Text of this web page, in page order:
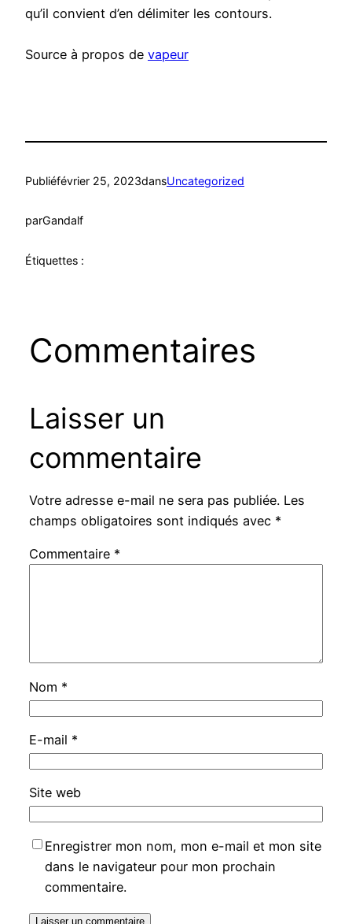
qu’il convient d’en délimiter les contours.
Source à propos de vapeur
Publiéfévrier 25, 2023dansUncategorized
parGandalf
Étiquettes :
Commentaires
Laisser un
commentaire
Votre adresse e-mail ne sera pas publiée. Les
champs obligatoires sont indiqués avec *
Commentaire *
Nom *
E-mail *
Site web
Enregistrer mon nom, mon e-mail et mon site
dans le navigateur pour mon prochain
commentaire.